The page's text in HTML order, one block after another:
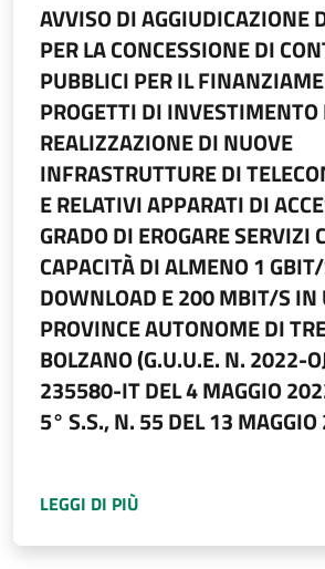
AVVISO DI AGGIUDICAZIONE
PER LA CONCESSIONE DI
PUBBLICI PER IL
PROGETTI DI INVESTIMENTO
REALIZZAZIONE DI NUOVE
INFRASTRUTTURE DI
E RELATIVI APPARATI DI
GRADO DI EROGARE SERVIZI
CAPACITÀ DI ALMENO 1
DOWNLOAD E 200 MBIT/S IN
PROVINCE AUTONOME DI
BOLZANO (G.U.U.E. N. 2022-
235580-IT DEL 4 MAGGIO
5° S.S., N. 55 DEL 13
LEGGI DI PIÙ